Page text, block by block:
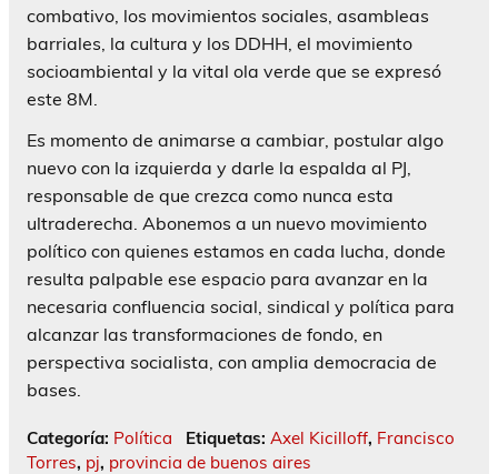
combativo, los movimientos sociales, asambleas
barriales, la cultura y los DDHH, el movimiento
socioambiental y la vital ola verde que se expresó
este 8M.
Es momento de animarse a cambiar, postular algo
nuevo con la izquierda y darle la espalda al PJ,
responsable de que crezca como nunca esta
ultraderecha. Abonemos a un nuevo movimiento
político con quienes estamos en cada lucha, donde
resulta palpable ese espacio para avanzar en la
necesaria confluencia social, sindical y política para
alcanzar las transformaciones de fondo, en
perspectiva socialista, con amplia democracia de
bases.
Categoría: Política Etiquetas: Axel Kicilloff, Francisco
Torres, pj, provincia de buenos aires